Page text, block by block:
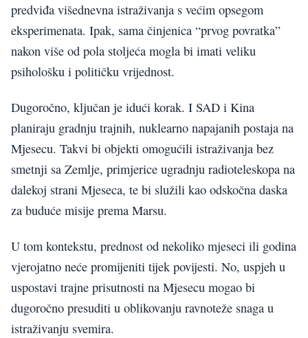
predviđa višednevna istraživanja s većim opsegom
eksperimenata. Ipak, sama činjenica “prvog povratka”
nakon više od pola stoljeća mogla bi imati veliku
psihološku i političku vrijednost.
Dugoročno, ključan je idući korak. I SAD i Kina
planiraju gradnju trajnih, nuklearno napajanih postaja na
Mjesecu. Takvi bi objekti omogućili istraživanja bez
smetnji sa Zemlje, primjerice ugradnju radioteleskopa na
dalekoj strani Mjeseca, te bi služili kao odskočna daska
za buduće misije prema Marsu.
U tom kontekstu, prednost od nekoliko mjeseci ili godina
vjerojatno neće promijeniti tijek povijesti. No, uspjeh u
uspostavi trajne prisutnosti na Mjesecu mogao bi
dugoročno presuditi u oblikovanju ravnoteže snaga u
istraživanju svemira.